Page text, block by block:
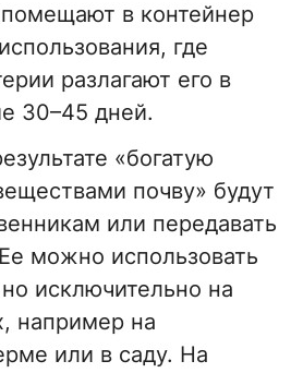
в контейнер
где
разлагают его в
30–45 дней.
«богатую
почву» будут
или передавать
можно использовать
исключительно на
например на
или в саду. На